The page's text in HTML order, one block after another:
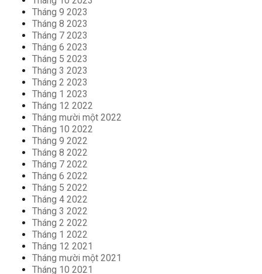
Tháng 9 2023
Tháng 8 2023
Tháng 7 2023
Tháng 6 2023
Tháng 5 2023
Tháng 3 2023
Tháng 2 2023
Tháng 1 2023
Tháng 12 2022
Tháng mười một 2022
Tháng 10 2022
Tháng 9 2022
Tháng 8 2022
Tháng 7 2022
Tháng 6 2022
Tháng 5 2022
Tháng 4 2022
Tháng 3 2022
Tháng 2 2022
Tháng 1 2022
Tháng 12 2021
Tháng mười một 2021
Tháng 10 2021